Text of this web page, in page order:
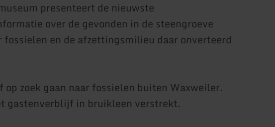
presenteert de nieuwste
over de gevonden in de steengroeve
fossielen en de afzettingsmilieu daar onverteerd
zoek gaan naar fossielen buiten Waxweiler.
gastenverblijf in bruikleen verstrekt.